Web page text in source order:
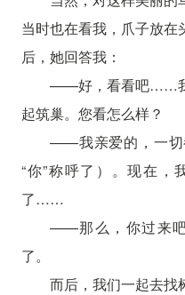
当时也在看我，爪子放
后，她回答我：
——好，看看吧……我
起筑巢。您看怎么样？
——我亲爱的，一切
“你”称呼了）。现在，
了……
——那么，你过来吧
了。
而后，我们一起去找